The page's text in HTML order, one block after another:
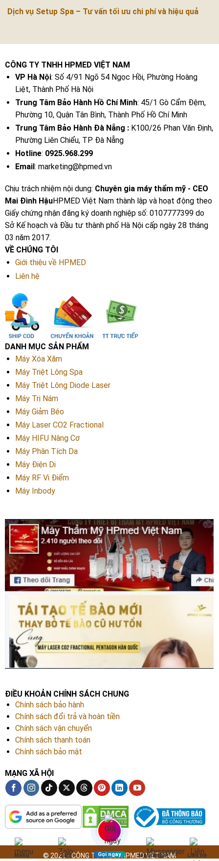
Dịch vụ Setup Spa – Tư vấn tối ưu chi phí và hiệu quả
CÔNG TY TNHH HPMED VIỆT NAM
VP Hà Nội: Số 4/91 Ngõ 54 Ngọc Hồi, Phường Hoàng
Liệt, Thành Phố Hà Nội
Trung Tâm Bảo Hành Hồ Chí Minh: 45/1 Gò Cẩm Đệm,
Phường 10, Quận Tân Bình, Thành Phố Hồ Chí Minh
Trung Tâm Bảo Hành Đà Nẵng :K100/26 Phan Văn Định,
Phường Liên Chiểu, TP Đà Nẵng
Hotline: 0925.968.299
Email: marketing@hpmed.vn
Chịu trách nhiệm nội dung: Chuyên gia máy thẩm mỹ - CEO
Mai Đình HậuHPMED Việt Nam thành lập và hoạt động theo
Giấy chứng nhận đăng ký doanh nghiệp số: 0107777399 do
Sở Kế hoạch và Đầu tư thành phố Hà Nội cấp ngày 28 tháng
03 năm 2017.
VỀ CHÚNG TÔI
Giới thiệu về HPMED
Liên hệ
DANH MỤC SẢN PHẨM
Máy Xóa Xăm
Máy Triệt Lông Spa
Máy Triệt Lông Diode Laser
Máy Trị Nám
Máy Giảm Béo
Máy Laser CO2 Fractional
Máy HIFU Nâng Cơ
Máy Phân Tích Da
Máy Điện Di
Máy RF Vi Điểm
Máy Inbody
ĐIỀU KHOẢN CHÍNH SÁCH CHUNG
Chính sách bảo hành
Chính sách đổi trả và hoàn tiền
Chính sách vận chuyển
Chính sách thanh toán
Chính sách bảo mật
MẠNG XÃ HỘI
© 2021 - CÔNG TY TNHH HPMED VIỆT NAM
Menu Zalo Gọi ngay Messenger Liên hệ